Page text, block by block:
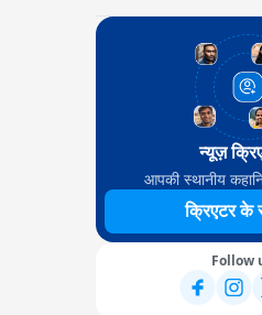
न्यूज़
आपकी स्थानीय
क्रिएटर के
Follow